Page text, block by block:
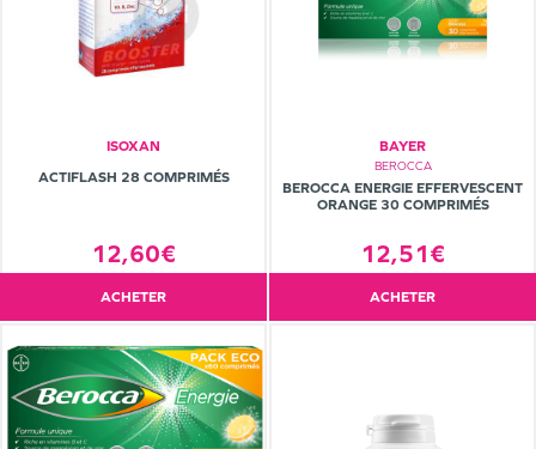
ISOXAN
ACTIFLASH 28 COMPRIMÉS
12,60€
ACHETER
BAYER
BEROCCA
BEROCCA ENERGIE EFFERVESCENT
ORANGE 30 COMPRIMÉS
12,51€
ACHETER